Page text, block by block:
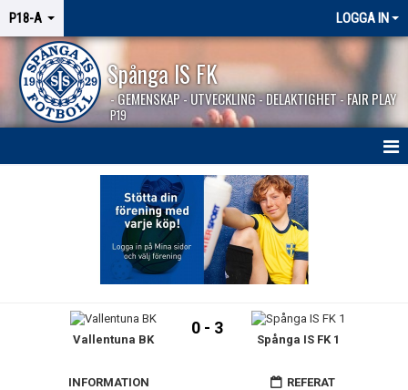
P18-A LOGGA IN
Spånga IS FK
- GEMENSKAP - UTVECKLING - DELAKTIGHET - FAIR PLAY
P19
BILDGALLERI
Vallentuna BK
0 - 3
Spånga IS FK 1
INFORMATION REFERAT